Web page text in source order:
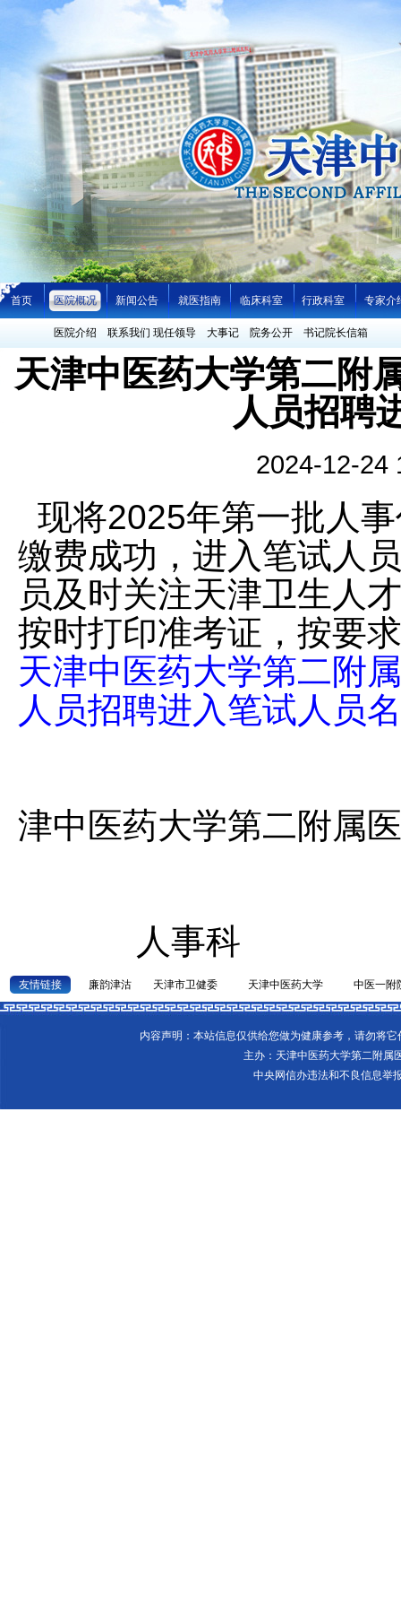
首页 医院概况 新闻公告 就医指南 临床科室 行政科室 专家介
医院介绍 联系我们 现任领导 大事记 院务公开 书记院长信箱
天津中医药大学第二附
人员招聘
2024-12-24
现将2025年第一批人
缴费成功，进入笔试人
员及时关注天津卫生人
按时打印准考证，按要
天津中医药大学第二附
人员招聘进入笔试人员
津中医药大学第二附属
人事科
友情链接 廉韵津沽 天津市卫健委 天津中医药大学 中医一附
内容声明：本站信息仅供给您做为健康参考，请勿将
主办：天津中医药大学第二附属
中央网信办违法和不良信息举